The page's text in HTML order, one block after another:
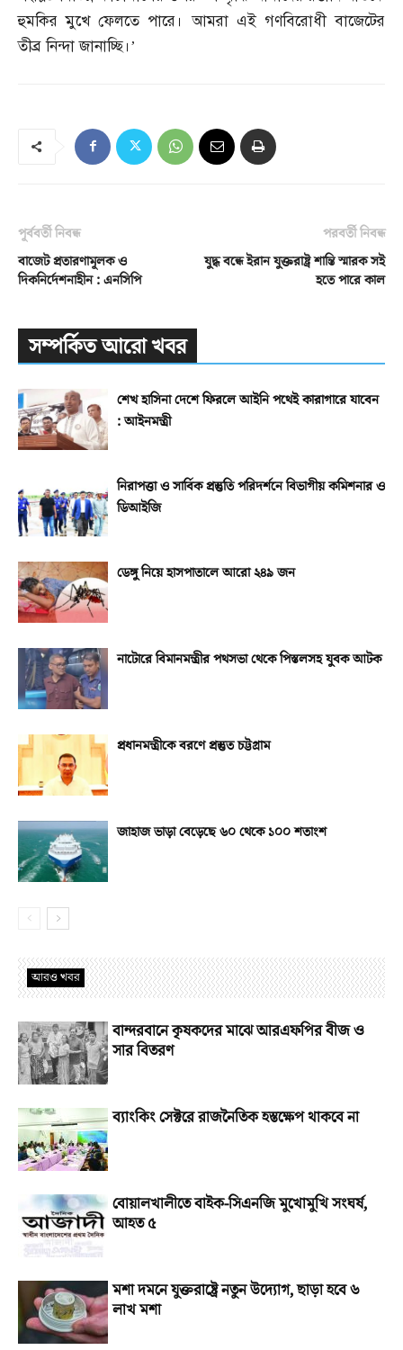
হুমকির মুখে ফেলতে পারে। আমরা এই গণবিরোধী বাজেটের
তীব্র নিন্দা জানাচ্ছি।’
পূর্ববর্তী নিবন্ধ
বাজেট প্রতারণামূলক ও
দিকনির্দেশনাহীন : এনসিপি
পরবর্তী নিবন্ধ
যুদ্ধ বন্ধে ইরান যুক্তরাষ্ট্র শান্তি স্মারক সই
হতে পারে কাল
সম্পর্কিত আরো খবর
শেখ হাসিনা দেশে ফিরলে আইনি পথেই কারাগারে যাবেন
: আইনমন্ত্রী
নিরাপত্তা ও সার্বিক প্রস্তুতি পরিদর্শনে বিভাগীয় কমিশনার ও
ডিআইজি
ডেঙ্গু নিয়ে হাসপাতালে আরো ২৪৯ জন
নাটোরে বিমানমন্ত্রীর পথসভা থেকে পিস্তলসহ যুবক আটক
প্রধানমন্ত্রীকে বরণে প্রস্তুত চট্টগ্রাম
জাহাজ ভাড়া বেড়েছে ৬০ থেকে ১০০ শতাংশ
আরও খবর
বান্দরবানে কৃষকদের মাঝে আরএফপির বীজ ও
সার বিতরণ
ব্যাংকিং সেক্টরে রাজনৈতিক হস্তক্ষেপ থাকবে না
বোয়ালখালীতে বাইক-সিএনজি মুখোমুখি সংঘর্ষ,
আহত ৫
মশা দমনে যুক্তরাষ্ট্রে নতুন উদ্যোগ, ছাড়া হবে ৬
লাখ মশা